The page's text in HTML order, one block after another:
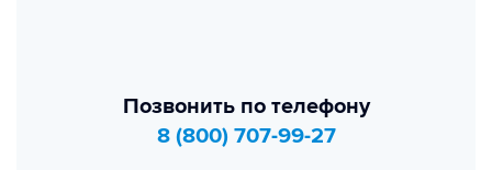
Позвонить по телефону
8 (800) 707-99-27